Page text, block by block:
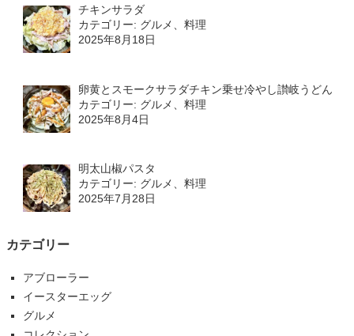
チキンサラダ
カテゴリー: グルメ、料理
2025年8月18日
卵黄とスモークサラダチキン乗せ冷やし讃岐うどん
カテゴリー: グルメ、料理
2025年8月4日
明太山椒パスタ
カテゴリー: グルメ、料理
2025年7月28日
カテゴリー
アブローラー
イースターエッグ
グルメ